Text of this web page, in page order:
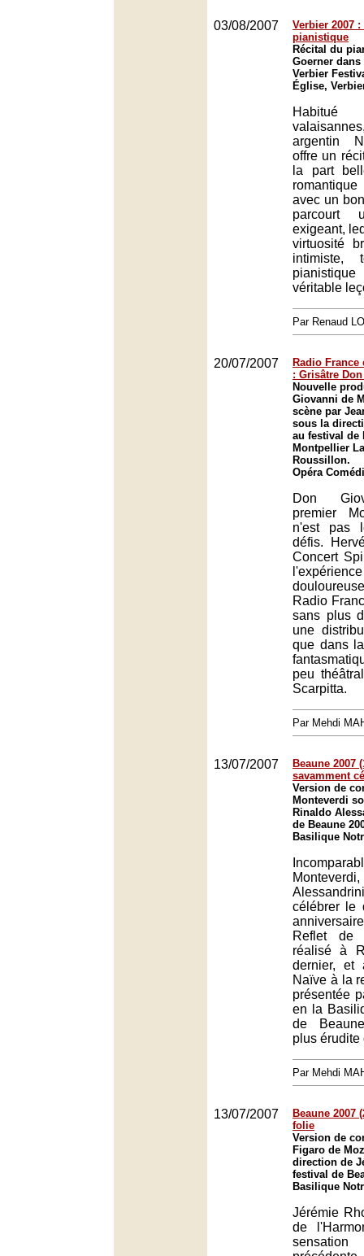
03/08/2007
Verbier 2007
pianistique
Récital du
Goerner
Verbier
Église,
argentin
offre un
la part
avec un
parcourt
exigeant,
virtuosité
intimiste,
véritable
Par Renaud
20/07/2007
Radio France
: Grisâtre
Nouvelle
Giovanni de
scène par
sous la
au festival de
Montpellier
Roussillon.
Opéra
Don
premier
n'est pas
défis.
Concert
Radio
sans plus
une
que dans
peu
Scarpitta.
Par Mehdi
13/07/2007
Beaune 2007
savamment
Version de
Monteverdi
Rinaldo
de Beaune
Basilique
célébrer le
Reflet de
réalisé à
dernier, et
Naïve à la
présentée
en la
de
plus érudite
Par Mehdi
13/07/2007
Beaune 2007
folie
Version de
Figaro de
direction de
festival de
Basilique
Jérémie
de